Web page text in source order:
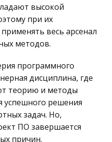
география
права
органов
костно-хрящевого
называется корнем
него тянется спинка
в
высокой
при их
весь арсенал
методов.
программного
дисциплина, где
теорию и методы
успешного решения
задач. Но,
ПО завершается
причин.